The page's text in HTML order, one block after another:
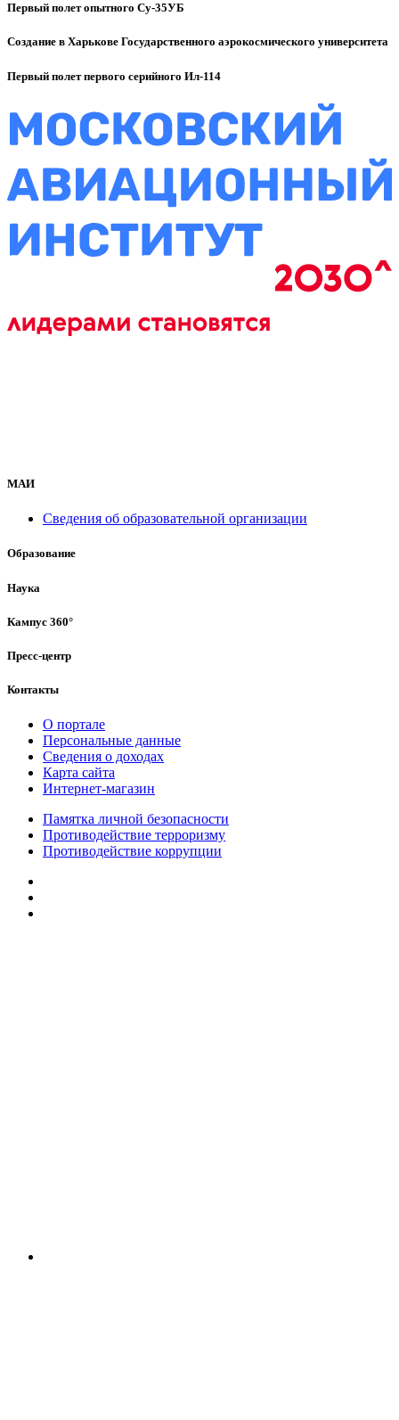
Первый полет опытного Су-35УБ
Создание в Харькове Государственного аэрокосмического университета
Первый полет первого серийного Ил-114
МАИ
Сведения об образовательной организации
Образование
Наука
Кампус 360°
Пресс-центр
Контакты
О портале
Персональные данные
Сведения о доходах
Карта сайта
Интернет-магазин
Памятка личной безопасности
Противодействие терроризму
Противодействие коррупции